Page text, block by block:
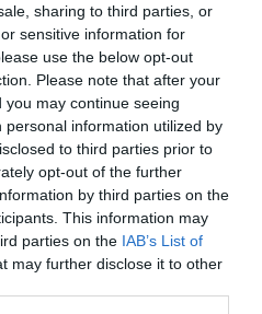
sharing to third parties, or
sensitive information for
use the below opt-out
Please note that after your
may continue seeing
information utilized by
to third parties prior to
opt-out of the further
by third parties on the
This information may
parties on the IAB’s List of
may further disclose it to other